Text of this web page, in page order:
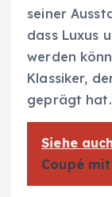
seiner
dass Luxus
werden
Klassiker,
geprägt hat.
Siehe auch
Coupé